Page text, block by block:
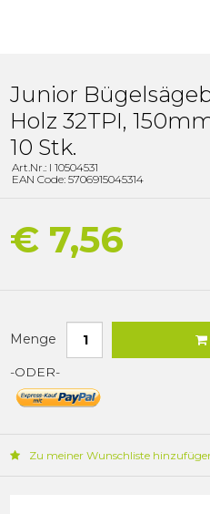
Junior
Holz 32TPI,
10 Stk.
Art.Nr.: I 10504531
EAN Code: 5706915045314
€ 7,56
Menge
-ODER-
Zu meiner Wunschliste